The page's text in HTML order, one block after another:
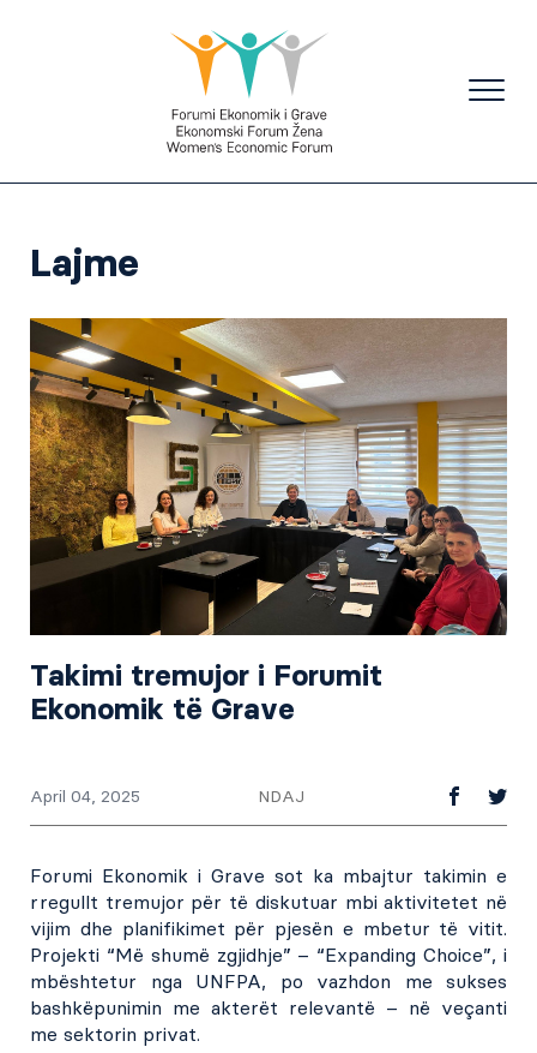
Lajme
Takimi tremujor i Forumit
Ekonomik të Grave
April 04, 2025 NDAJ
Forumi Ekonomik i Grave sot ka mbajtur takimin e
rregullt tremujor për të diskutuar mbi aktivitetet në
vijim dhe planifikimet për pjesën e mbetur të vitit.
Projekti “Më shumë zgjidhje” – “Expanding Choice”, i
mbështetur nga UNFPA, po vazhdon me sukses
bashkëpunimin me akterët relevantë – në veçanti
me sektorin privat.